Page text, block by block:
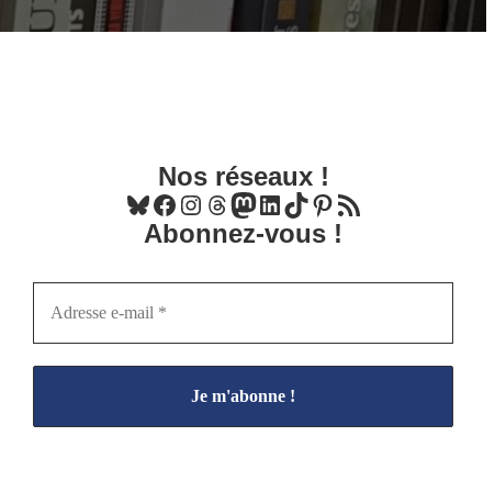
Nos réseaux !
Bluesky Facebook Instagram Threads Mastodon LinkedIn TikTok Pinterest
Flux RSS
Abonnez-vous !